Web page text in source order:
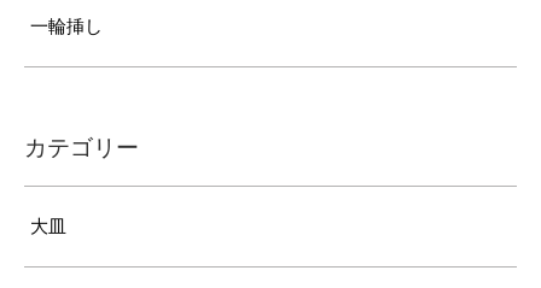
一輪挿し
カテゴリー
大皿